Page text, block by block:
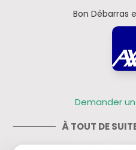
Bon Débarras
Demander
À TOUT DE